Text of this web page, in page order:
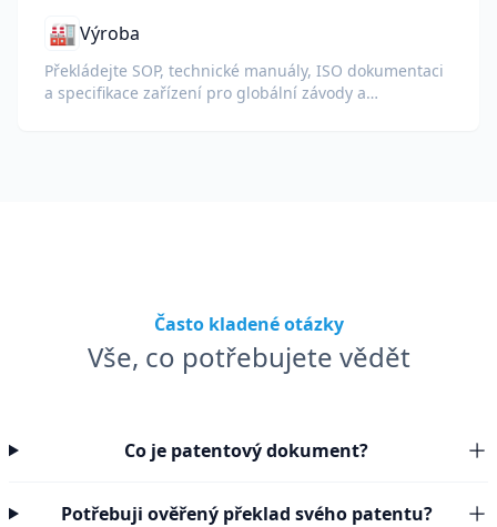
🏭Výroba
Překládejte SOP, technické manuály, ISO dokumentaci
a specifikace zařízení pro globální závody a
Často kladené otázky
Vše, co potřebujete vědět
Co je patentový dokument?
Potřebuji ověřený překlad svého patentu?